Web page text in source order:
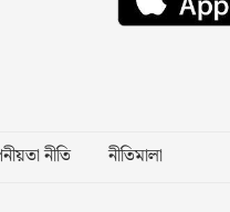
নীতি নীতিমালা